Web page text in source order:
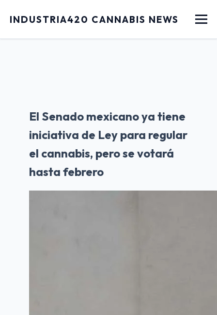
INDUSTRIA420 CANNABIS NEWS Menu
El Senado mexicano ya tiene
iniciativa de Ley para regular
el cannabis, pero se votará
hasta febrero